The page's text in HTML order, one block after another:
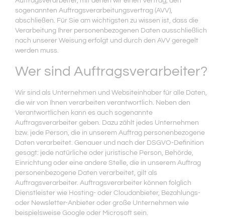
sogenannten Auftragsverarbeitungsvertrag (AVV),
abschließen. Für Sie am wichtigsten zu wissen ist, dass die
Verarbeitung Ihrer personenbezogenen Daten ausschließlich
nach unserer Weisung erfolgt und durch den AVV geregelt
werden muss.
Wer sind Auftragsverarbeiter?
Wir sind als Unternehmen und Websiteinhaber für alle Daten,
die wir von Ihnen verarbeiten verantwortlich. Neben den
Verantwortlichen kann es auch sogenannte
Auftragsverarbeiter geben. Dazu zählt jedes Unternehmen
bzw. jede Person, die in unserem Auftrag personenbezogene
Daten verarbeitet. Genauer und nach der DSGVO-Definition
gesagt: jede natürliche oder juristische Person, Behörde,
Einrichtung oder eine andere Stelle, die in unserem Auftrag
personenbezogene Daten verarbeitet, gilt als
Auftragsverarbeiter. Auftragsverarbeiter können folglich
Dienstleister wie Hosting- oder Cloudanbieter, Bezahlungs-
oder Newsletter-Anbieter oder große Unternehmen wie
beispielsweise Google oder Microsoft sein.